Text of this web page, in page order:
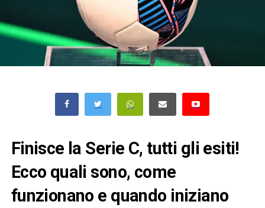
Finisce la Serie C, tutti gli esiti!
Ecco quali sono, come
funzionano e quando iniziano